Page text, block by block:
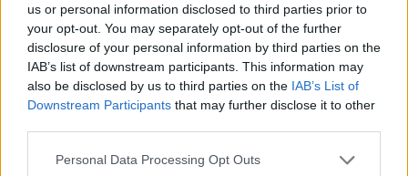
us or personal information disclosed to third parties prior to
your opt-out. You may separately opt-out of the further
disclosure of your personal information by third parties on the
IAB’s list of downstream participants. This information may
also be disclosed by us to third parties on the IAB’s List of
Downstream Participants that may further disclose it to other
Personal Data Processing Opt Outs
Ajax-talent Mohamed Abdalla schrijft Europese
geschiedenis
Shane Kluivert krijgt kans van Flick en begint in
Servische media vergelijken Ajax-talent Abdellah